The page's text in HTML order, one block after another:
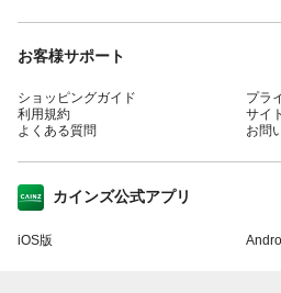
お客様サポート
ショッピングガイド
利用規約
よくある質問
プラ
サイ
お問
カインズ公式アプリ
iOS版